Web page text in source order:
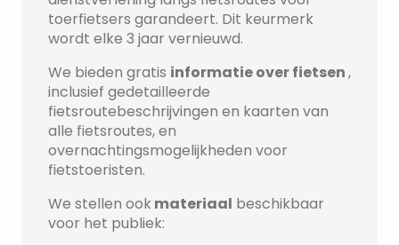
toerfietsers garandeert. Dit keurmerk
wordt elke 3 jaar vernieuwd.
We bieden gratis informatie over fietsen,
inclusief gedetailleerde
fietsroutebeschrijvingen en kaarten van
alle fietsroutes, en
overnachtingsmogelijkheden voor
fietstoeristen.
We stellen ookmateriaal beschikbaar
voor het publiek: